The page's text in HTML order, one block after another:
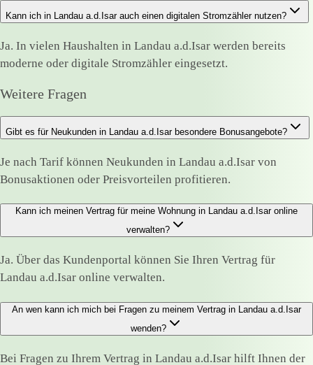
Kann ich in Landau a.d.Isar auch einen digitalen Stromzähler nutzen?
Ja. In vielen Haushalten in Landau a.d.Isar werden bereits
moderne oder digitale Stromzähler eingesetzt.
Weitere Fragen
Gibt es für Neukunden in Landau a.d.Isar besondere Bonusangebote?
Je nach Tarif können Neukunden in Landau a.d.Isar von
Bonusaktionen oder Preisvorteilen profitieren.
Kann ich meinen Vertrag für meine Wohnung in Landau a.d.Isar online
verwalten?
Ja. Über das Kundenportal können Sie Ihren Vertrag für
Landau a.d.Isar online verwalten.
An wen kann ich mich bei Fragen zu meinem Vertrag in Landau a.d.Isar
wenden?
Bei Fragen zu Ihrem Vertrag in Landau a.d.Isar hilft Ihnen der